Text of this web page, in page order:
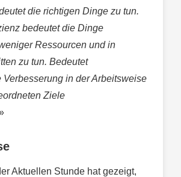
die richtigen Dinge zu tun.
bedeutet die Dinge
Ressourcen und in
zu tun. Bedeutet
Verbesserung in der Arbeitsweise
Ziele
Aktuellen Stunde hat gezeigt,